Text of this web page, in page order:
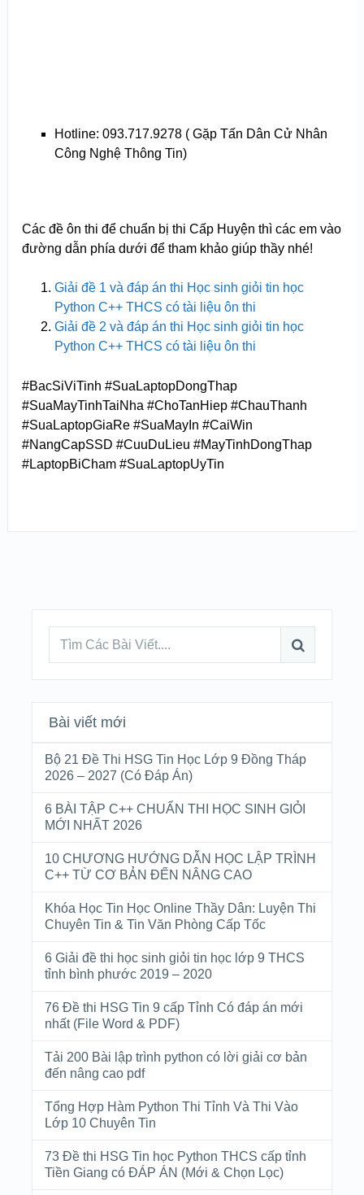
Hotline: 093.717.9278 ( Gặp Tấn Dân Cử Nhân
Công Nghệ Thông Tin)
Các đề ôn thi để chuẩn bị thi Cấp Huyện thì các em vào
đường dẫn phía dưới để tham khảo giúp thầy nhé!
Giải đề 1 và đáp án thi Học sinh giỏi tin học
Python C++ THCS có tài liệu ôn thi
Giải đề 2 và đáp án thi Học sinh giỏi tin học
Python C++ THCS có tài liệu ôn thi
#BacSiViTinh #SuaLaptopDongThap
#SuaMayTinhTaiNha #ChoTanHiep #ChauThanh
#SuaLaptopGiaRe #SuaMayIn #CaiWin
#NangCapSSD #CuuDuLieu #MayTinhDongThap
#LaptopBiCham #SuaLaptopUyTin
Bài viết mới
Bộ 21 Đề Thi HSG Tin Học Lớp 9 Đồng Tháp
2026 – 2027 (Có Đáp Án)
6 BÀI TẬP C++ CHUẨN THI HỌC SINH GIỎI
MỚI NHẤT 2026
10 CHƯƠNG HƯỚNG DẪN HỌC LẬP TRÌNH
C++ TỪ CƠ BẢN ĐẾN NÂNG CAO
Khóa Học Tin Học Online Thầy Dân: Luyện Thi
Chuyên Tin & Tin Văn Phòng Cấp Tốc
6 Giải đề thi học sinh giỏi tin học lớp 9 THCS
tỉnh bình phước 2019 – 2020
76 Đề thi HSG Tin 9 cấp Tỉnh Có đáp án mới
nhất (File Word & PDF)
Tải 200 Bài lập trình python có lời giải cơ bản
đến nâng cao pdf
Tổng Hợp Hàm Python Thi Tỉnh Và Thi Vào
Lớp 10 Chuyên Tin
73 Đề thi HSG Tin học Python THCS cấp tỉnh
Tiền Giang có ĐÁP ÁN (Mới & Chọn Lọc)